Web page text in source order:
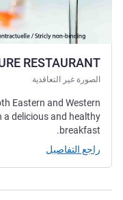
RESTAURANT
الصورة غير التعاقدية
Eastern and Western
delicious and healthy
breakfast.
راجع التفاصيل